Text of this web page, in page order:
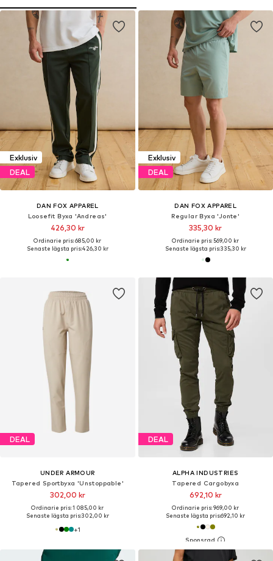
Exklusiv
DEAL
DAN FOX APPAREL
Loosefit Byxa 'Andreas'
426,30 kr
Ordinarie pris: 685,00 kr
Senaste lägsta pris:426,30 kr
Exklusiv
DEAL
DAN FOX APPAREL
Regular Byxa 'Jonte'
335,30 kr
Ordinarie pris: 569,00 kr
Senaste lägsta pris:335,30 kr
DEAL
UNDER ARMOUR
Tapered Sportbyxa 'Unstoppable'
302,00 kr
Ordinarie pris: 1 085,00 kr
Senaste lägsta pris:302,00 kr
+1
DEAL
ALPHA INDUSTRIES
Tapered Cargobyxa
692,10 kr
Ordinarie pris: 969,00 kr
Senaste lägsta pris:692,10 kr